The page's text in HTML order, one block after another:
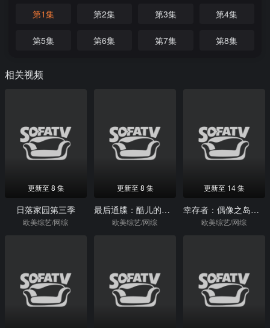
第1集 第2集 第3集 第4集
第5集 第6集 第7集 第8集
相关视频
更新至 8 集
日落家园第三季
欧美综艺/网综
更新至 8 集
最后通牒：酷儿的爱第一季
欧美综艺/网综
更新至 14 集
幸存者：偶像之岛第三十九季
欧美综艺/网综